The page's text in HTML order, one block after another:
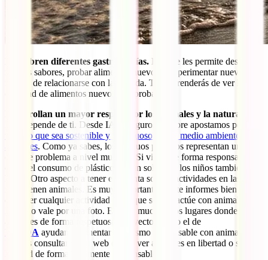
Descubren diferentes gastronomías. El viaje les permite descubrir
nuevos sabores, probar alimentos nuevos y experimentar nuevas
formas de relacionarse con la comida. Te sorprenderás de ver la
cantidad de alimentos nuevos que probarán.
Desarrollan un mayor respeto por los animales y la naturaleza
Esto depende de ti. Desde IATI Seguros siempre apostamos por un
turismo que sea sostenible y respetuoso con el medio ambiente y los
animales. Como ya sabes, los residuos plásticos representan un
enorme problema a nivel mundial. Si viajas de forma responsable y
evitas el consumo de plásticos de un solo uso, los niños también lo
harán. Otro aspecto a tener en cuenta son las actividades en las que
intervienen animales. Es muy importante que te informes bien antes
de hacer cualquier actividad en la que se interactúe con animales.
No todo vale por una foto. Existen muchísimos lugares donde ver
animales de forma respetuosa. Proyectos como el de
FAADA ayudan a fomentar el turismo responsable con animales.
Puedes consultar en su web donde ver animales en libertad o semi
libertad de forma totalmente responsable.